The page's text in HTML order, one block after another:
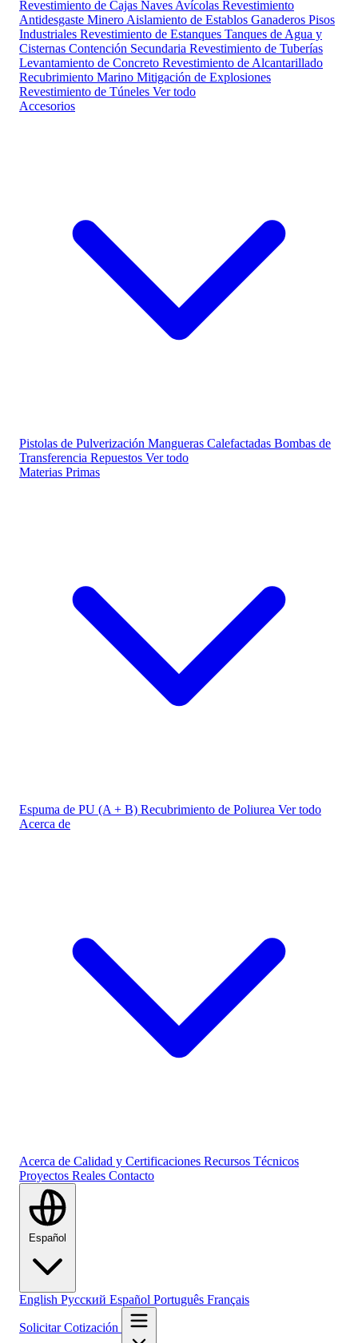
Revestimiento de Cajas Naves Avícolas Revestimiento
Antidesgaste Minero Aislamiento de Establos Ganaderos Pisos
Industriales Revestimiento de Estanques Tanques de Agua y
Cisternas Contención Secundaria Revestimiento de Tuberías
Levantamiento de Concreto Revestimiento de Alcantarillado
Recubrimiento Marino Mitigación de Explosiones
Revestimiento de Túneles Ver todo
Accesorios
Pistolas de Pulverización Mangueras Calefactadas Bombas de
Transferencia Repuestos Ver todo
Materias Primas
Espuma de PU (A + B) Recubrimiento de Poliurea Ver todo
Acerca de
Acerca de Calidad y Certificaciones Recursos Técnicos
Proyectos Reales Contacto
English Русский Español Português Français
Solicitar Cotización